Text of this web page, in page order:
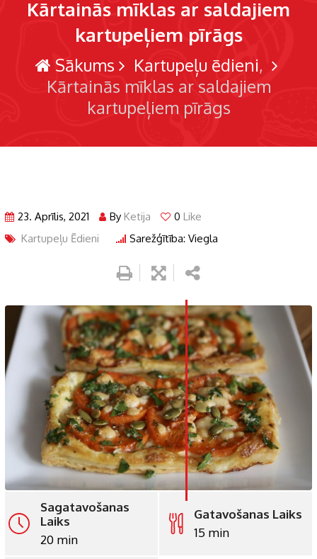
Kārtainās mīklas ar saldajiem
kartupeļiem pīrāgs
Sākums
Kartupeļu ēdieni
Kārtainās mīklas ar saldajiem
kartupeļiem pīrāgs
23. Aprīlis, 2021 By Ketija 0 Like
Kartupeļu Ēdieni
Sarežģītība: Viegla
LinkedIn
Whatsapp
Pinterest
Print
Sagatavošanas
Laiks
20 min
Gatavošanas Laiks
15 min